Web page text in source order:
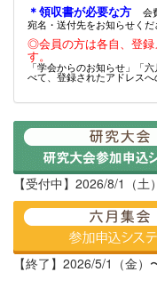
＊領収書が必要な方
会
宛名・送付先をお知らせくだ
◎会員の方は各自、登録
す。
「学会からのお知らせ」「
べて、登録されたアドレス
【受付中】2026/8/1（土
【終了】2026/5/1（金）